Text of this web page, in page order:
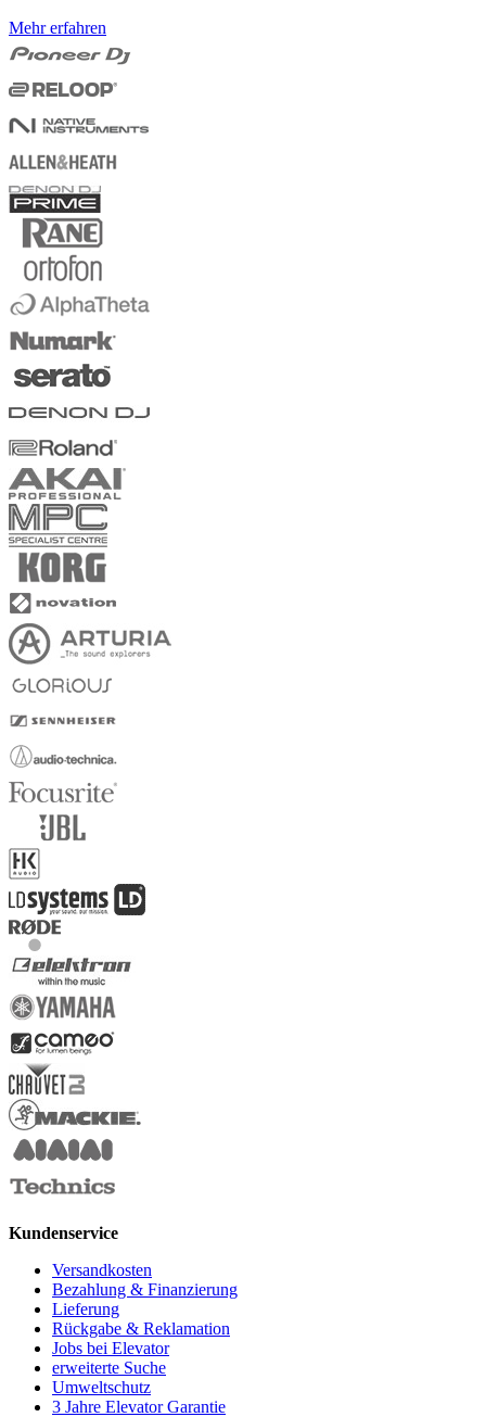
Mehr erfahren
Kundenservice
Versandkosten
Bezahlung & Finanzierung
Lieferung
Rückgabe & Reklamation
Jobs bei Elevator
erweiterte Suche
Umweltschutz
3 Jahre Elevator Garantie